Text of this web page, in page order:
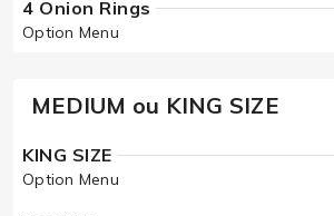
4 Onion Rings
Option Menu
MEDIUM ou KING SIZE
KING SIZE
Option Menu